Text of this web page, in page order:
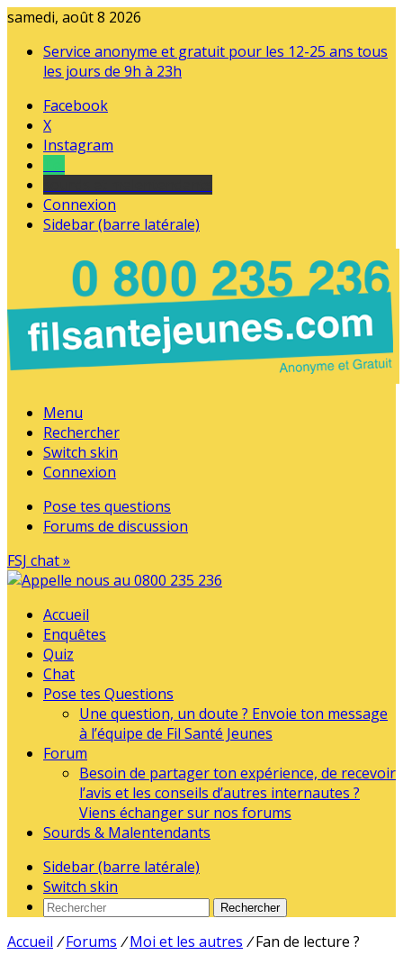
samedi, août 8 2026
Service anonyme et gratuit pour les 12-25 ans tous
les jours de 9h à 23h
Facebook
X
Instagram
Connexion
Sidebar (barre latérale)
Menu
Rechercher
Switch skin
Connexion
Pose tes questions
Forums de discussion
FSJ chat »
Accueil
Enquêtes
Quiz
Chat
Pose tes Questions
Une question, un doute ? Envoie ton message
à l’équipe de Fil Santé Jeunes
Forum
Besoin de partager ton expérience, de recevoir
l’avis et les conseils d’autres internautes ?
Viens échanger sur nos forums
Sourds & Malentendants
Sidebar (barre latérale)
Switch skin
Rechercher
Accueil / Forums / Moi et les autres / Fan de lecture ?